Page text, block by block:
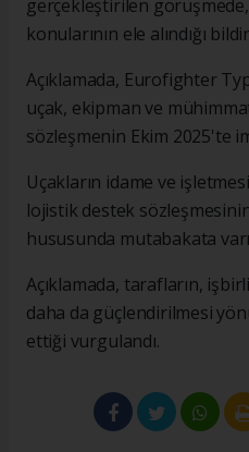
gerçekleştirilen
konularının ele alındığı
Açıklamada, Eurofighter
uçak, ekipman ve
sözleşmenin Ekim 2025'te
Uçakların idame ve
lojistik destek
hususunda mutabakata
Açıklamada, tarafların,
daha da güçlendirilmesi
ettiği vurgulandı.